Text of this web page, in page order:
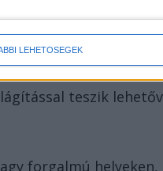
LEHETŐSÉGEKálló felület
Fold&Go Double,
teszik
forgalmú